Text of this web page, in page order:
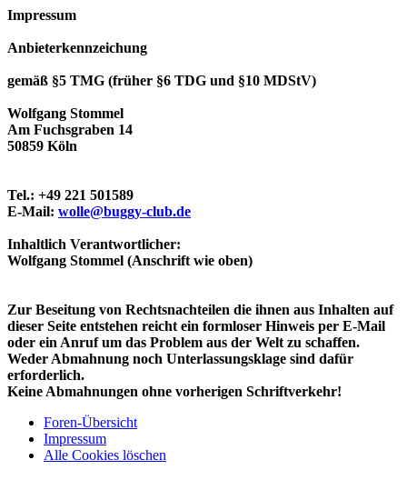
Impressum
Anbieterkennzeichung
gemäß §5 TMG (früher §6 TDG und §10 MDStV)
Wolfgang Stommel
Am Fuchsgraben 14
50859 Köln
Tel.: +49 221 501589
E-Mail: wolle@buggy-club.de
Inhaltlich Verantwortlicher:
Wolfgang Stommel (Anschrift wie oben)
Zur Beseitung von Rechtsnachteilen die ihnen aus Inhalten auf
dieser Seite entstehen reicht ein formloser Hinweis per E-Mail
oder ein Anruf um das Problem aus der Welt zu schaffen.
Weder Abmahnung noch Unterlassungsklage sind dafür
erforderlich.
Keine Abmahnungen ohne vorherigen Schriftverkehr!
Foren-Übersicht
Impressum
Alle Cookies löschen